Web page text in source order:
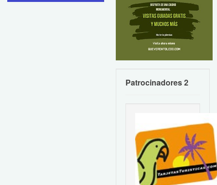
Patrocinadores 2